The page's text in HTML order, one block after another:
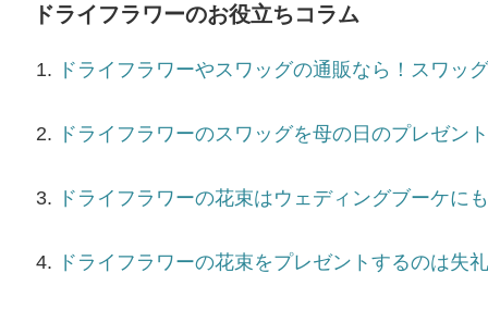
ドライフラワーのお役立ちコラム
ドライフラワーやスワッグの通販なら！スワッ
ドライフラワーのスワッグを母の日のプレゼン
ドライフラワーの花束はウェディングブーケに
ドライフラワーの花束をプレゼントするのは失